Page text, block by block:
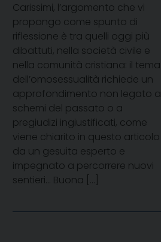
Carissimi, l’argomento che vi
propongo come spunto di
riflessione è tra quelli oggi più
dibattuti, nella società civile e
nella comunità cristiana: il tema
dell’omosessualità richiede un
approfondimento non legato a
schemi del passato o a
pregiudizi ingiustificati, come
viene chiarito in questo articolo
da un gesuita esperto e
impegnato a percorrere nuovi
sentieri… Buona […]